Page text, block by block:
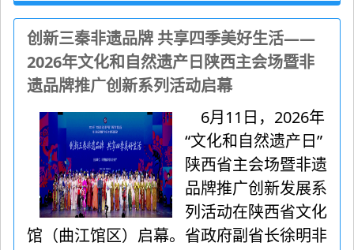
创新三秦非遗品牌 共享四季美好生活——
2026年文化和自然遗产日陕西主会场暨非
遗品牌推广创新系列活动启幕
6月11日，2026年
“文化和自然遗产日”
陕西省主会场暨非遗
品牌推广创新发展系
列活动在陕西省文化
馆（曲江馆区）启幕。省政府副省长徐明非